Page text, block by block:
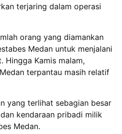
terjaring dalam operasi
orang yang diamankan
Medan untuk menjalani
Hingga Kamis malam,
terpantau masih relatif
yang terlihat sebagian besar
kendaraan pribadi milik
Medan.